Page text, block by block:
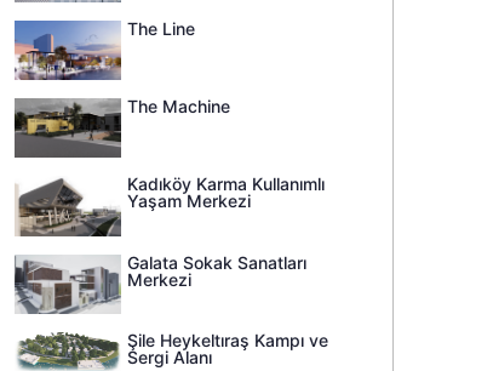
The Line
The Machine
Kadıköy Karma Kullanımlı
Yaşam Merkezi
Galata Sokak Sanatları
Merkezi
Şile Heykeltıraş Kampı ve
Sergi Alanı